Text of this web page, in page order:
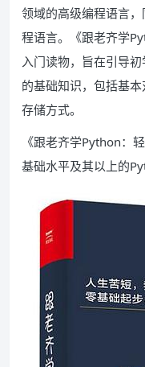
领域的高级编程语言
程语言。《跟老齐学
入门读物，旨在引导
的基础知识，包括基
存储方式。
《跟老齐学Python：
基础水平及其以上的